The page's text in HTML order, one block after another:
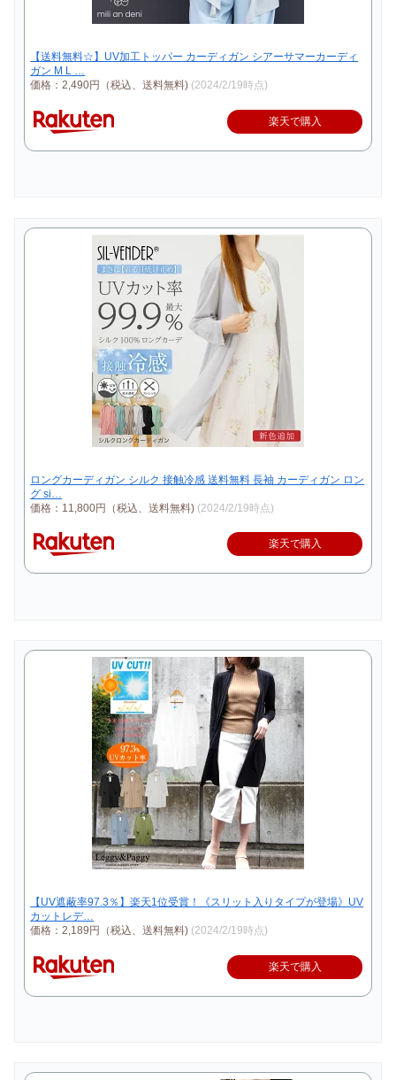
【送料無料☆】UV加工トッパー カーディガン シアーサマーカーディ
ガン M L …
価格：2,490円（税込、送料無料) (2024/2/19時点)
楽天で購入
ロングカーディガン シルク 接触冷感 送料無料 長袖 カーディガン ロン
グ si…
価格：11,800円（税込、送料無料) (2024/2/19時点)
楽天で購入
【UV遮蔽率97.3％】楽天1位受賞！《スリット入りタイプが登場》UV
カットレデ…
価格：2,189円（税込、送料無料) (2024/2/19時点)
楽天で購入